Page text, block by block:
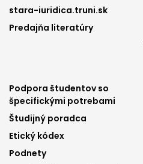
stara-iuridica.truni.sk
Predajňa literatúry
Footer
menu
3
Podpora študentov so
špecifickými potrebami
Študijný poradca
Etický kódex
Podnety